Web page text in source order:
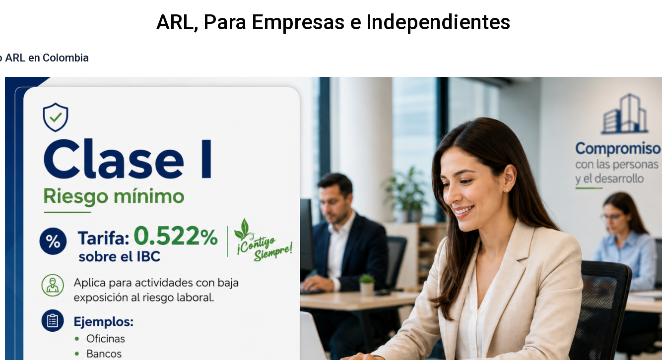
ARL, Para Empresas e Independientes
ARL en Colombia